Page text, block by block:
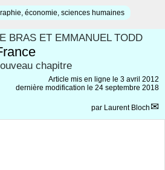
économie, sciences humaines
BRAS ET EMMANUEL TODD
chapitre
Article mis en ligne le 3 avril 2012
dernière modification le 24 septembre 2018
par Laurent Bloch